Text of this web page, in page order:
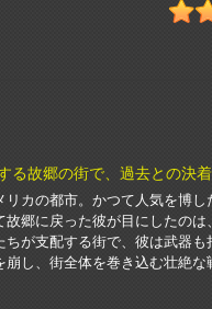
故郷の街で、過去との決
カの都市。かつて人気を博
郷に戻った彼が目にしたの
が支配する街で、彼は武器
し、街全体を巻き込む壮絶な